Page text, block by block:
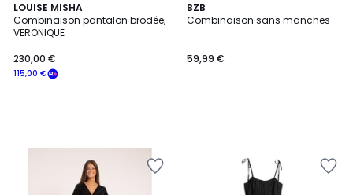
LOUISE MISHA
Combinaison pantalon brodée,
VERONIQUE
115,00 €
230,00 €
BZB
Combinaison sans manches
59,99 €